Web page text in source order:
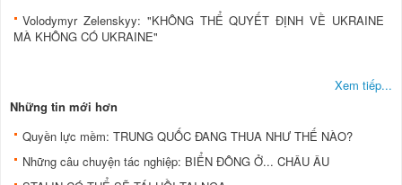
Volodymyr Zelenskyy: "KHÔNG THỂ QUYẾT ĐỊNH VỀ UKRAINE
MÀ KHÔNG CÓ UKRAINE"
Xem tiếp...
Những tin mới hơn
Quyền lực mềm: TRUNG QUỐC ĐANG THUA NHƯ THẾ NÀO?
Những câu chuyện tác nghiệp: BIỂN ĐÔNG Ở... CHÂU ÂU